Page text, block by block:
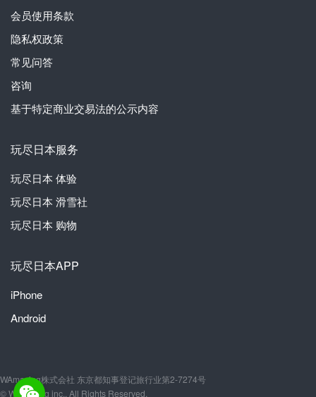
会员使用条款
隐私权政策
常见问答
咨询
基于特定商业交易法的公示内容
玩尽日本服务
玩尽日本 体验
玩尽日本 滑雪社
玩尽日本 购物
玩尽日本APP
iPhone
Android
WAmazing株式会社 东京都知事登记旅行业第2-7274号
© WAmazing inc., All Rights Reserved.